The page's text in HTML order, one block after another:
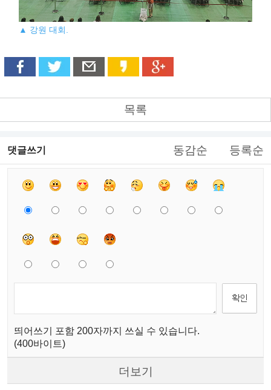
▲ 강원 대회.
목록
댓글쓰기 동감순 등록순
띄어쓰기 포함 200자까지 쓰실 수 있습니다.
(400바이트)
더보기